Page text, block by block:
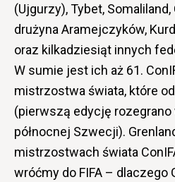
(Ujgurzy), Tybet, Somaliland,
drużyna Aramejczyków,
oraz kilkadziesiąt innych
W sumie jest ich aż 61.
mistrzostwa świata, które
(pierwszą edycję rozegrano
północnej Szwecji).
mistrzostwach świata
wróćmy do FIFA – dlaczego